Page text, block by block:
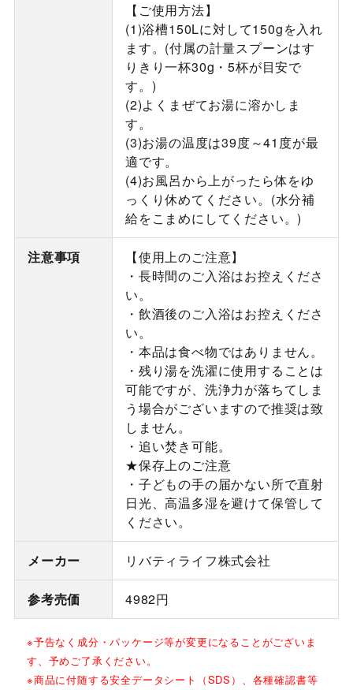
【ご使用方法】
(1)浴槽150Lに対して150gを入れ
ます。(付属の計量スプーンはす
りきり一杯30g・5杯が目安で
す。)
(2)よくまぜてお湯に溶かしま
す。
(3)お湯の温度は39度～41度が最
適です。
(4)お風呂から上がったら体をゆ
っくり休めてください。(水分補
給をこまめにしてください。)
注意事項
【使用上のご注意】
・長時間のご入浴はお控えくださ
い。
・飲酒後のご入浴はお控えくださ
い。
・本品は食べ物ではありません。
・残り湯を洗濯に使用することは
可能ですが、洗浄力が落ちてしま
う場合がございますので推奨は致
しません。
・追い焚き可能。
★保存上のご注意
・子どもの手の届かない所で直射
日光、高温多湿を避けて保管して
ください。
メーカー リバティライフ株式会社
参考売価 4982円
※予告なく成分・パッケージ等が変更になることがございま
す、予めご了承ください。
※商品に付随する安全データシート（SDS）、各種確認書等